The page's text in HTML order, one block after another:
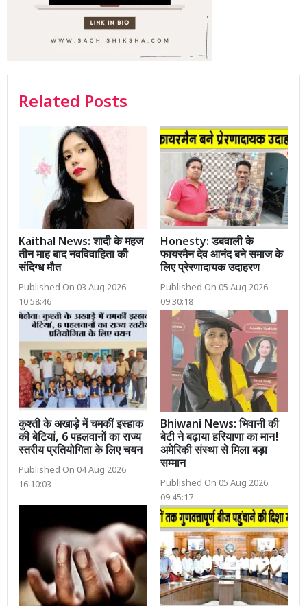
Related Posts
Kaithal News: शादी के महज
तीन माह बाद नवविवाहिता की
संदिग्ध मौत
Published On 03 Aug 2026
10:58:46
Honesty: डबवाली के
फायरमैन देव आनंद बने समाज के
लिए प्रेरणादायक उदाहरण
Published On 05 Aug 2026
09:30:18
कुश्ती के अखाड़े में चमकीं इस्हाक
की बेटियां, 6 पहलवानों का राज्य
स्तरीय प्रतियोगिता के लिए चयन
Published On 04 Aug 2026
16:10:03
Bhiwani News: भिवानी की
बेटी ने बढ़ाया हरियाणा का मान!
अमेरिकी संस्था से मिला बड़ा
सम्मान
Published On 05 Aug 2026
09:45:17